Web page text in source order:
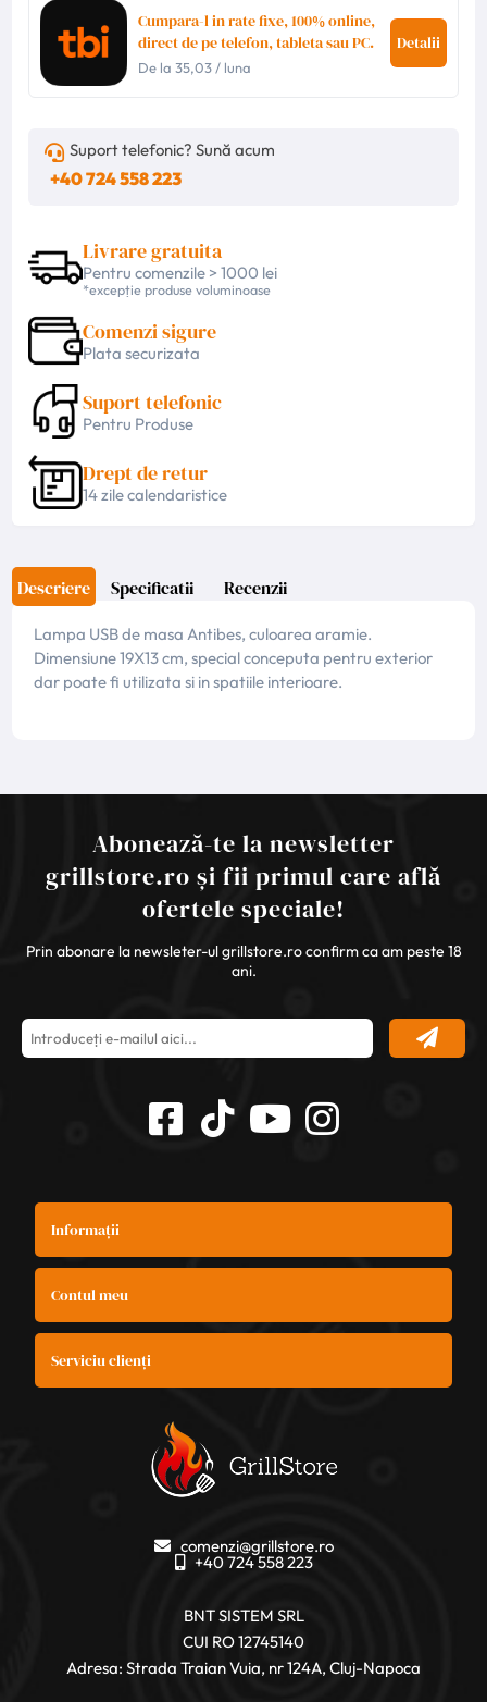
Cumpara-l in rate fixe, 100% online,
direct de pe telefon, tableta sau PC.
De la35,03 / luna
Detalii
Suport telefonic? Sună acum
+40 724 558 223
Livrare gratuita
Pentru comenzile > 1000 lei
*excepție produse voluminoase
Comenzi sigure
Plata securizata
Suport telefonic
Pentru Produse
Drept de retur
14 zile calendaristice
Descriere Specificatii Recenzii
Lampa USB de masa Antibes, culoarea aramie.
Dimensiune 19X13 cm, special conceputa pentru exterior
dar poate fi utilizata si in spatiile interioare.
Abonează-te la newsletter
grillstore.ro și fii primul care află
ofertele speciale!
Prin abonare la newsleter-ul grillstore.ro confirm ca am peste 18
ani.
Informații
Contul meu
Serviciu clienți
comenzi@grillstore.ro
+40 724 558 223
BNT SISTEM SRL
CUI RO 12745140
Adresa: Strada Traian Vuia, nr 124A, Cluj-Napoca